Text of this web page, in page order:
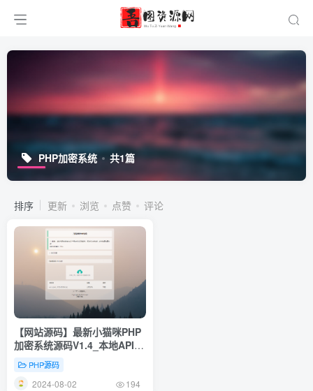
PHP加密系统 共1篇
排序 更新 浏览 点赞 评论
【网站源码】最新小猫咪PHP
加密系统源码V1.4_本地API接
口_带后台
PHP源码
2024-08-02 194